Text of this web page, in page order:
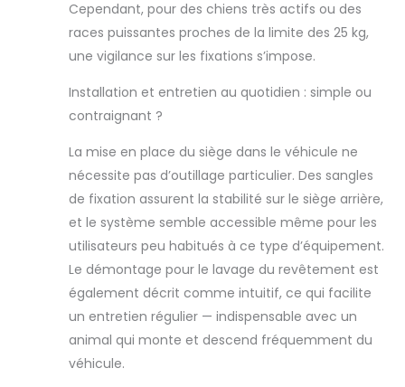
Cependant, pour des chiens très actifs ou des
races puissantes proches de la limite des 25 kg,
une vigilance sur les fixations s’impose.
Installation et entretien au quotidien : simple ou
contraignant ?
La mise en place du siège dans le véhicule ne
nécessite pas d’outillage particulier. Des sangles
de fixation assurent la stabilité sur le siège arrière,
et le système semble accessible même pour les
utilisateurs peu habitués à ce type d’équipement.
Le démontage pour le lavage du revêtement est
également décrit comme intuitif, ce qui facilite
un entretien régulier — indispensable avec un
animal qui monte et descend fréquemment du
véhicule.